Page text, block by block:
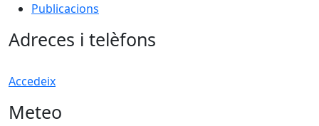
Publicacions
Adreces i telèfons
Accedeix
Meteo